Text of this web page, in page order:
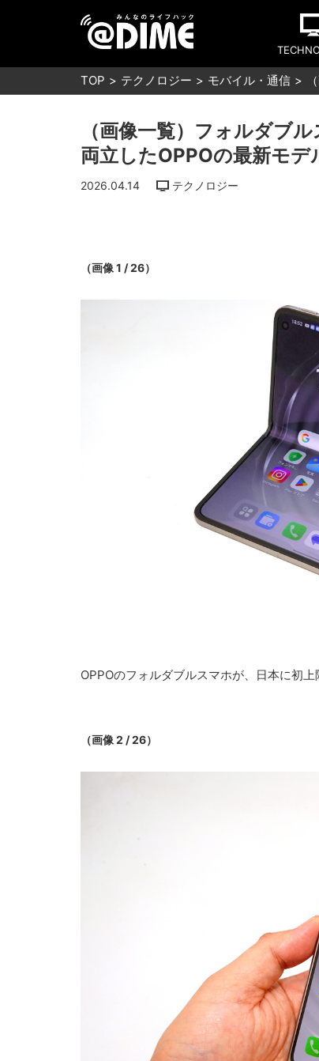
TOP テクノロジー モバイル・通信
（画像一覧）フォルダブ
両立したOPPOの最新モ
2026.04.14 テクノロジー
（画像 1 / 26）
OPPOのフォルダブルスマホが、日本に初上
（画像 2 / 26）